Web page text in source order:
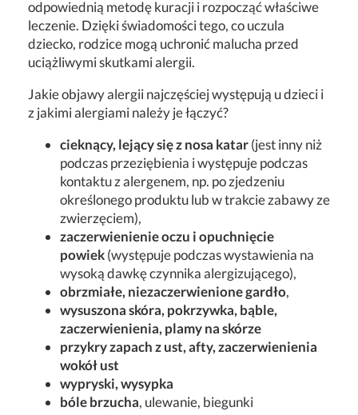
odpowiednią metodę kuracji i rozpocząć właściwe
leczenie. Dzięki świadomości tego, co uczula
dziecko, rodzice mogą uchronić malucha przed
uciążliwymi skutkami alergii.
Jakie objawy alergii najczęściej występują u dzieci i
z jakimi alergiami należy je łączyć?
cieknący, lejący się z nosa katar(jest inny niż
podczas przeziębienia i występuje podczas
kontaktu z alergenem, np. po zjedzeniu
określonego produktu lub w trakcie zabawy ze
zwierzęciem),
zaczerwienienie oczu i opuchnięcie
powiek(występuje podczas wystawienia na
wysoką dawkę czynnika alergizującego),
obrzmiałe, niezaczerwienione gardło,
wysuszona skóra, pokrzywka, bąble,
zaczerwienienia, plamy na skórze
przykry zapach z ust, afty, zaczerwienienia
wokół ust
wypryski, wysypka
bóle brzucha, ulewanie, biegunki